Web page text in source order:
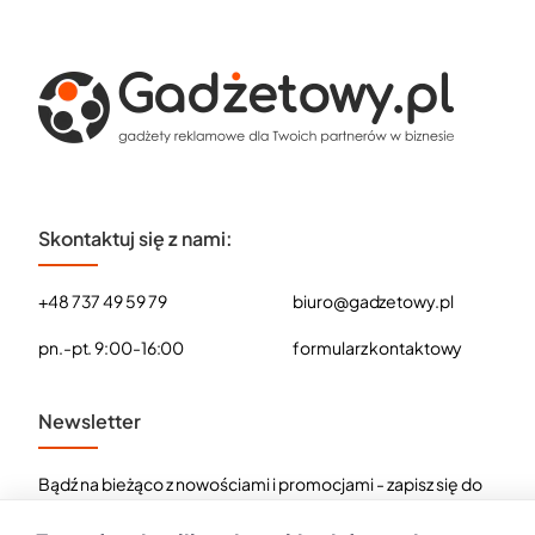
Skontaktuj się z nami:
+48 737 49 59 79
pn.-pt. 9:00-16:00
biuro@gadzetowy.pl
formularz kontaktowy
Newsletter
Bądź na bieżąco z nowościami i promocjami - zapisz się do